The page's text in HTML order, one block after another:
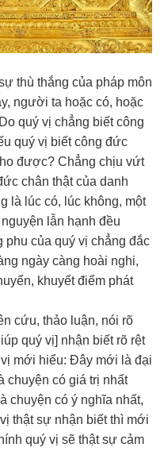
thù thắng của pháp môn
người ta hoặc có, hoặc
quý vị chẳng biết công
quý vị biết công đức
được? Chẳng chịu vứt
chân thật của danh
là lúc có, lúc không, một
lẫn hạnh đều
phu của quý vị chẳng đắc
ngày càng hoài nghi,
khuyết điểm phát
cứu, thảo luận, nói rõ
quý vị] nhận biết rõ rệt
mới hiểu: Đây mới là đại
chuyện có giá trị nhất
chuyện có ý nghĩa nhất,
thật sự nhận biết thì mới
quý vị sẽ thật sự cảm